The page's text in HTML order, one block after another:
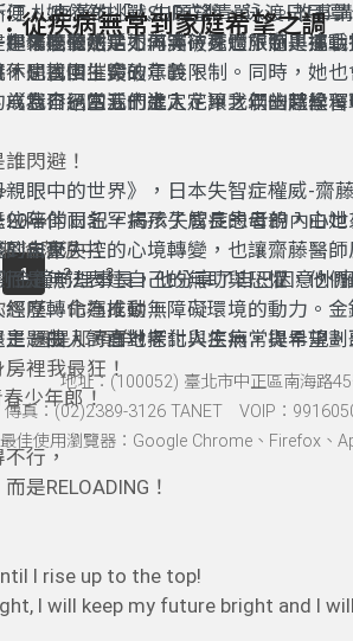
場吃個甜點！
是風中摧毀！
閃避！
~~~
淪落泥中
嘆，命運成碳！
還是那頭羊！
裡我最狂！
少年郎！
行，
是RELOADING！
I rise up to the top!
I will keep my future bright and I will
也為社會帶來更多包容與啟發。
·札克漢的「人生願望清單」。故事
罹癌後決定不再等待死亡，而是攜手
也找回生命的意義。
，她依然挑戰SUP立槳、泳渡日月潭
來聽聽她是如何突破身體限制，挑戰
。
休後依然活力滿滿，透過旅遊與運動
閒習慣、突破年齡限制。同時，她也
為自己生活的主人。讓我們一起學習
人生！
我不過四五十歲定定〉，以幽默詮釋
而是新旅程的開始。她的音樂融合詩
擁抱變化，勇敢追夢。
從疾病無常到家庭希望之調
您介紹當我們進入花甲之年的時候，
眼中的世界》，日本失智症權威-齋
年的日記，揭示失智症患者的內心
自覺失控的心境轉變，也讓齋藤醫師
是無法表達自己的無助與恐懼，他們
陪伴兩名罕病孩子成長的母親，由
的未來。
金鐘前理事長，他分享了自己因意外
歷轉化為推動無障礙環境的動力。金
一般人，面對老化與疾病，提早規劃
善用經濟補助、提升自立能力，並做
。
題曲，詩意地探討人生無常與希望。
照生命的短暫與虛幻，最終以「菸」
親情與愛成為生命的支撐，讓希望延
1 2 3
地址：(100052) 臺北市中正區南海路
真：(02)2389-3126 TANET VOIP：
最佳使用瀏覽器：Google Chrome、Firefox、